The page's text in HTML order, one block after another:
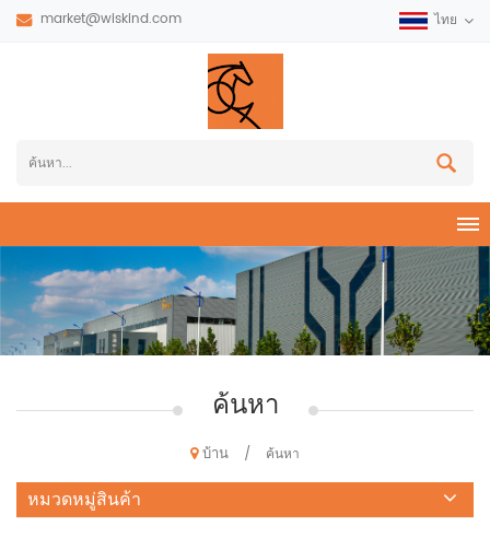
market@wiskind.com ไทย
ค้นหา
บ้าน / ค้นหา
หมวดหมู่สินค้า